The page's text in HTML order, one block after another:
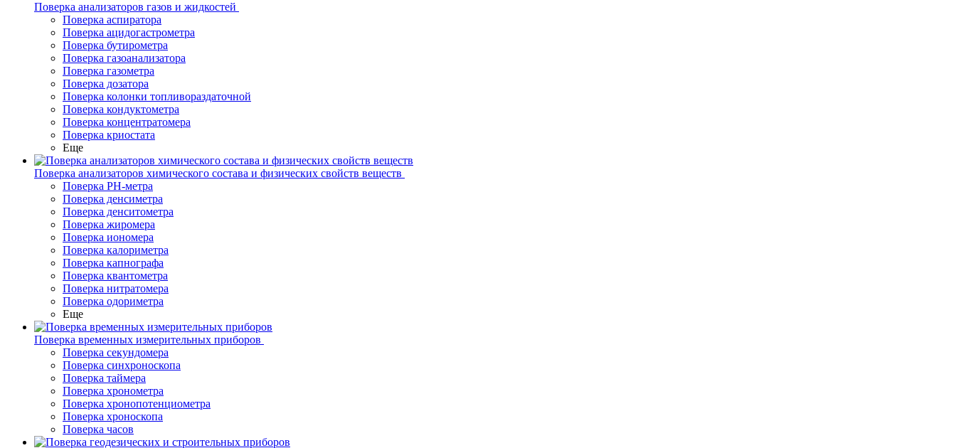
Поверка анализаторов газов и жидкостей
Поверка аспиратора
Поверка ацидогастрометра
Поверка бутирометра
Поверка газоанализатора
Поверка газометра
Поверка дозатора
Поверка колонки топливораздаточной
Поверка кондуктометра
Поверка концентратомера
Поверка криостата
Еще
Поверка анализаторов химического состава и физических свойств веществ
Поверка PH-метра
Поверка денсиметра
Поверка денситометра
Поверка жиромера
Поверка иономера
Поверка калориметра
Поверка капнографа
Поверка квантометра
Поверка нитратомера
Поверка одориметра
Еще
Поверка временных измерительных приборов
Поверка секундомера
Поверка синхроноскопа
Поверка таймера
Поверка хронометра
Поверка хронопотенциометра
Поверка хроноскопа
Поверка часов